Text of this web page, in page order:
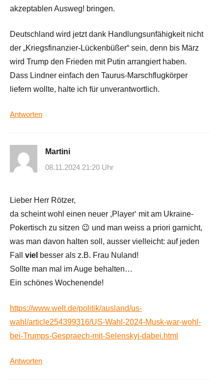
akzeptablen Ausweg! bringen.
Deutschland wird jetzt dank Handlungsunfähigkeit nicht
der „Kriegsfinanzier-Lückenbüßer“ sein, denn bis März
wird Trump den Frieden mit Putin arrangiert haben.
Dass Lindner einfach den Taurus-Marschflugkörper
liefern wollte, halte ich für unverantwortlich.
Antworten
Martini
08.11.2024 21:20 Uhr
Lieber Herr Rötzer,
da scheint wohl einen neuer ,Player‘ mit am Ukraine-
Pokertisch zu sitzen 😉 und man weiss a priori garnicht,
was man davon halten soll, ausser vielleicht: auf jeden
Fall viel besser als z.B. Frau Nuland!
Sollte man mal im Auge behalten…
Ein schönes Wochenende!
https://www.welt.de/politik/ausland/us-
wahl/article254399316/US-Wahl-2024-Musk-war-wohl-
bei-Trumps-Gespraech-mit-Selenskyj-dabei.html
Antworten